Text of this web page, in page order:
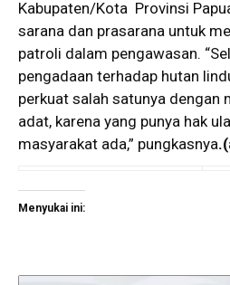
Kabupaten/Kota Provinsi
sarana dan prasarana untuk
patroli dalam pengawasan.
pengadaan terhadap hutan
perkuat salah satunya dengan
adat, karena yang punya hak
masyarakat ada,” pungkasnya.
Menyukai ini: